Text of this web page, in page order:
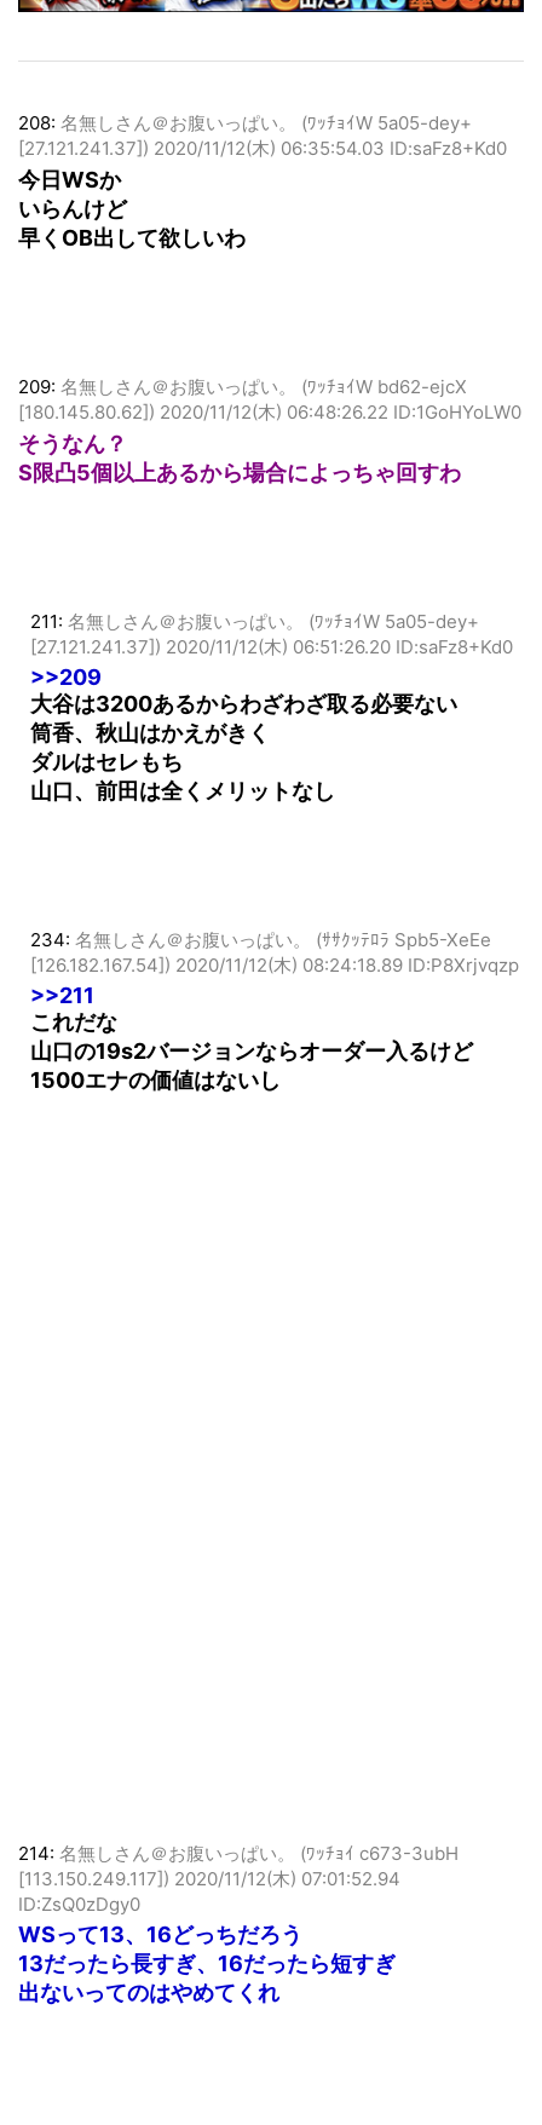
208: 名無しさん＠お腹いっぱい。 (ﾜｯﾁｮｲW 5a05-dey+
[27.121.241.37]) 2020/11/12(木) 06:35:54.03 ID:saFz8+Kd0
今日WSか
いらんけど
早くOB出して欲しいわ
209: 名無しさん＠お腹いっぱい。 (ﾜｯﾁｮｲW bd62-ejcX
[180.145.80.62]) 2020/11/12(木) 06:48:26.22 ID:1GoHYoLW0
そうなん？
S限凸5個以上あるから場合によっちゃ回すわ
211: 名無しさん＠お腹いっぱい。 (ﾜｯﾁｮｲW 5a05-dey+
[27.121.241.37]) 2020/11/12(木) 06:51:26.20 ID:saFz8+Kd0
>>209
大谷は3200あるからわざわざ取る必要ない
筒香、秋山はかえがきく
ダルはセレもち
山口、前田は全くメリットなし
234: 名無しさん＠お腹いっぱい。 (ｻｻｸｯﾃﾛﾗ Spb5-XeEe
[126.182.167.54]) 2020/11/12(木) 08:24:18.89 ID:P8Xrjvqzp
>>211
これだな
山口の19s2バージョンならオーダー入るけど
1500エナの価値はないし
214: 名無しさん＠お腹いっぱい。 (ﾜｯﾁｮｲ c673-3ubH
[113.150.249.117]) 2020/11/12(木) 07:01:52.94
ID:ZsQ0zDgy0
WSって13、16どっちだろう
13だったら長すぎ、16だったら短すぎ
出ないってのはやめてくれ